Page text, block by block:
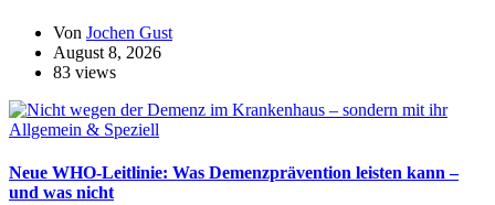
Von Jochen Gust
August 8, 2026
83 views
Allgemein & Speziell
Neue WHO-Leitlinie: Was Demenzprävention leisten kann –
und was nicht